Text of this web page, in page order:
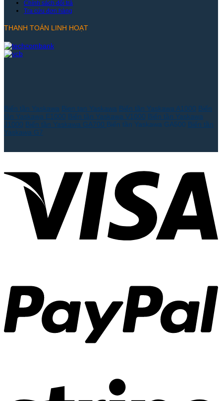
Chính sách đổi trả
Tra cứu đơn hàng
THANH TOÁN LINH HOẠT
Biến tần Yaskawa Bien tan Yaskawa Biến tần Yaskawa A1000 Biến
tần Yaskawa E1000 Biến tần Yaskawa V1000 Biến tần Yaskawa
J1000 Biến tần Yaskawa GA700 Biến tần Yaskawa GA500 Biến tần
Yaskawa G7